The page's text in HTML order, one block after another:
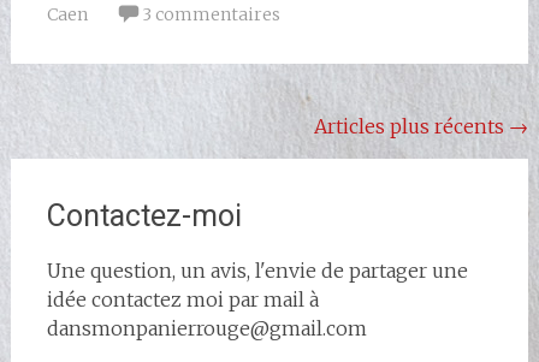
Caen
3 commentaires
Navigation
au
sein
articles
Articles plus récents →
Contactez-moi
Une question, un avis, l'envie de partager une
idée contactez moi par mail à
dansmonpanierrouge@gmail.com